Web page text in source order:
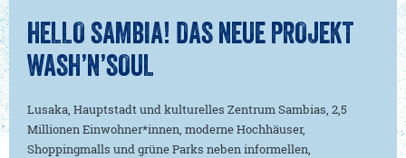
HELLO SAMBIA! DAS NEUE PROJEKT
WASH’N’SOUL
Lusaka, Hauptstadt und kulturelles Zentrum Sambias, 2,5
Millionen Einwohner*innen, moderne Hochhäuser,
Shoppingmalls und grüne Parks neben informellen,